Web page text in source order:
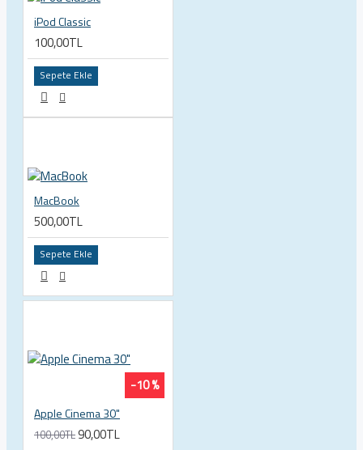
iPod Classic
100,00TL
Sepete Ekle
MacBook
500,00TL
Sepete Ekle
-10 %
Apple Cinema 30"
100,00TL90,00TL